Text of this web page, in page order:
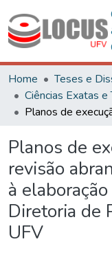
Home
Teses e
Planos de
revisão
à
Diretoria de
UFV